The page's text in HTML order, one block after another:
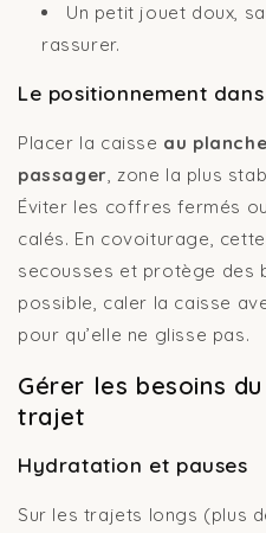
Un petit jouet doux,
rassurer.
Le positionnement
Placer la caisse au
passager, zone la plus
Éviter les coffres fermés
calés. En covoiturage,
secousses et protège des
possible, caler la caisse
pour qu’elle ne glisse pas.
Gérer les besoins
trajet
Hydratation et pauses
Sur les trajets longs (plus